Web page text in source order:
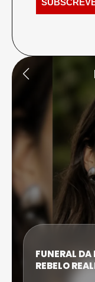
FUNERAL
REBELO